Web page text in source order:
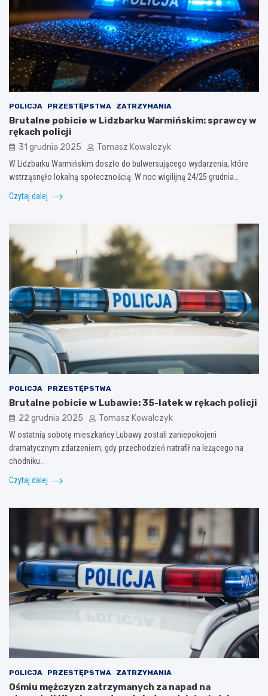
POLICJA PRZESTĘPSTWA ZATRZYMANIA
Brutalne pobicie w Lidzbarku Warmińskim: sprawcy w
rękach policji
31 grudnia 2025 Tomasz Kowalczyk
W Lidzbarku Warmińskim doszło do bulwersującego wydarzenia, które
wstrząsnęło lokalną społecznością. W noc wigilijną 24/25 grudnia…
Czytaj dalej
POLICJA PRZESTĘPSTWA
Brutalne pobicie w Lubawie: 35-latek w rękach policji
22 grudnia 2025 Tomasz Kowalczyk
W ostatnią sobotę mieszkańcy Lubawy zostali zaniepokojeni
dramatycznym zdarzeniem, gdy przechodzień natrafił na leżącego na
chodniku…
Czytaj dalej
POLICJA PRZESTĘPSTWA ZATRZYMANIA
Ośmiu mężczyzn zatrzymanych za napad na